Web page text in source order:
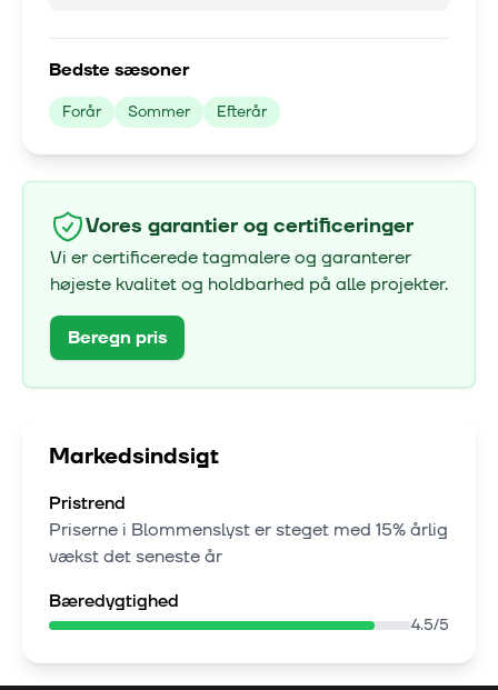
Bedste sæsoner
Forår Sommer Efterår
Vores garantier og certificeringer
Vi er certificerede tagmalere og garanterer
højeste kvalitet og holdbarhed på alle projekter.
Beregn pris
Markedsindsigt
Pristrend
Priserne i Blommenslyster steget med 15% årlig
vækstdet seneste år
Bæredygtighed
4.5/5